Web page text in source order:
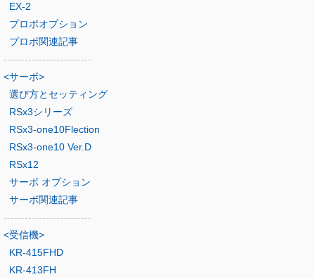
EX-2
プロポオプション
プロポ関連記事
-------------------------
<サーボ>
選び方とセッティング
RSx3シリーズ
RSx3-one10Flection
RSx3-one10 Ver.D
RSx12
サーボ オプション
サーボ関連記事
-------------------------
<受信機>
KR-415FHD
KR-413FH